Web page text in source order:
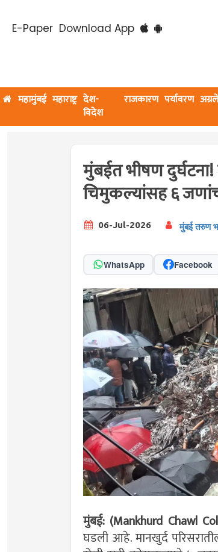
E-Paper Download App
महामुंबई महाराष्ट्र देश-
विदेश
राजकारण पर्यावरण
मुंबईत भीषण
चिमुकल्यांसह ६
06-Jul-2026 मुंबई तरुण
WhatsApp Facebook
मुंबई: (Mankhurd Chawl
घडली आहे. मानखुर्द